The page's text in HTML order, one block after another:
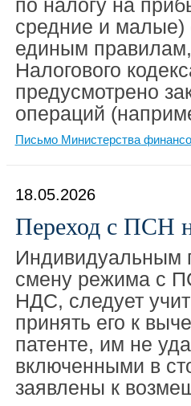
по налогу на
средние и малые)
единым
Налогового
предусмотрено
операций
Письмо Министерства
18.05.2026
Переход с ПСН
Индивидуальным
смену режима с
НДС, следует
принять его к
патенте, им не
включенными в
заявлены к